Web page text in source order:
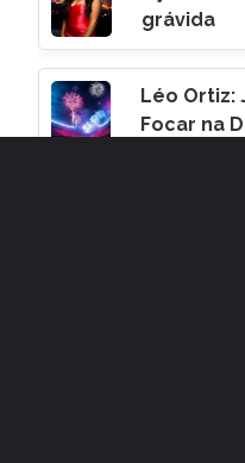
grávida
Léo Ortiz:
Focar na